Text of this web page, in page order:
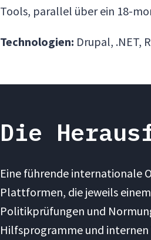
Tools, parallel über ein 18-
Technologien: Drupal, .NET,
Die
Eine führende internationale
Plattformen, die jeweils
Politikprüfungen und
Hilfsprogramme und